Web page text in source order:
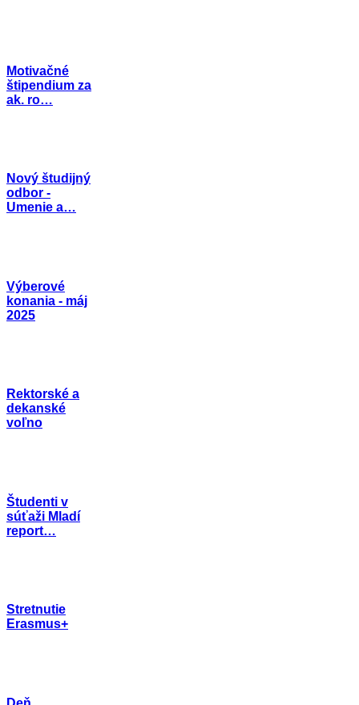
Motivačné
štipendium za
ak. ro…
Nový študijný
odbor -
Umenie a…
Výberové
konania - máj
2025
Rektorské a
dekanské
voľno
Študenti v
súťaži Mladí
report…
Stretnutie
Erasmus+